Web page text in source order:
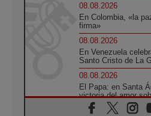
08.08.2026
En Colombia, «la
firma»
08.08.2026
En Venezuela
Santo Cristo de La
08.08.2026
El Papa: en Santa
victoria del amor
08.08.2026